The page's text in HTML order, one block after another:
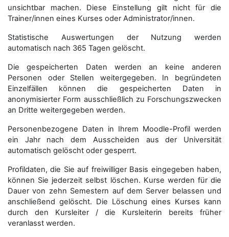
unsichtbar machen. Diese Einstellung gilt nicht für die
Trainer/innen eines Kurses oder Administrator/innen.
Statistische Auswertungen der Nutzung werden
automatisch nach 365 Tagen gelöscht.
Die gespeicherten Daten werden an keine anderen
Personen oder Stellen weitergegeben. In begründeten
Einzelfällen können die gespeicherten Daten in
anonymisierter Form aus­schließ­lich zu Forschungszwecken
an Dritte weitergegeben werden.
Personenbezogene Daten in Ihrem Moodle-Profil werden
ein Jahr nach dem Ausscheiden aus der Universität
automatisch gelöscht oder gesperrt.
Profildaten, die Sie auf freiwilliger Basis eingegeben haben,
können Sie jederzeit selbst löschen. Kurse werden für die
Dauer von zehn Semestern auf dem Server belassen und
anschließend gelöscht. Die Löschung eines Kurses kann
durch den Kursleiter / die Kursleiterin bereits früher
veranlasst werden.